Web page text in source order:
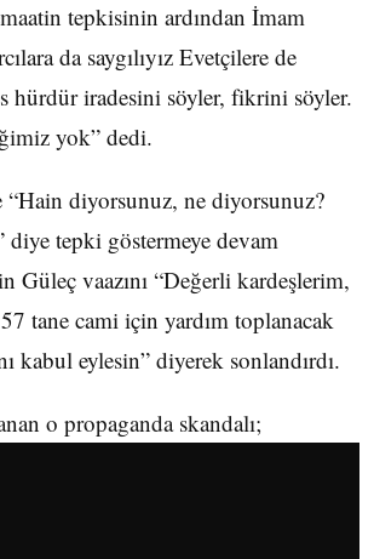
tepkisinin ardından İmam
da saygılıyız Evetçilere de
hürdür iradesini söyler, fikrini söyler.
yok” dedi.
“Hain diyorsunuz, ne diyorsunuz?
diye tepki göstermeye devam
Güleç vaazını “Değerli kardeşlerim,
tane cami için yardım toplanacak
kabul eylesin” diyerek sonlandırdı.
o propaganda skandalı;